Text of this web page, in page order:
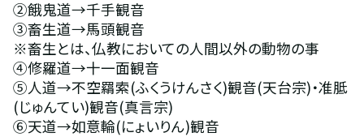
②餓鬼道→千手観音
③畜生道→馬頭観音
※畜生とは、仏教においての人間以外の動物の事
④修羅道→十一面観音
⑤人道→不空羂索(ふくうけんさく)観音(天台宗)・准胝
(じゅんてい)観音(真言宗)
⑥天道→如意輪(にょいりん)観音